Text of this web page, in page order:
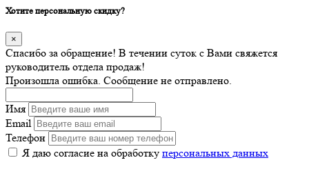
Хотите персональную скидку?
×
Спасибо за обращение! В течении суток с Вами свяжется
руководитель отдела продаж!
Произошла ошибка. Сообщение не отправлено.
Имя
Email
Телефон
Я даю согласие на обработку персональных данных